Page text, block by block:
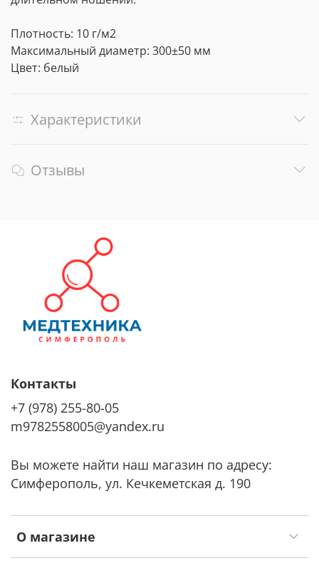
Плотность: 10 г/м2
Максимальный диаметр: 300±50 мм
Цвет: белый
Характеристики
Отзывы
О магазине
Контакты
+7 (978) 255-80-05
m9782558005@yandex.ru
Вы можете найти наш магазин по адресу:
Симферополь, ул. Кечкеметская д. 190